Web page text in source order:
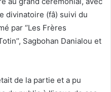
divinatoire (fâ) suivi du
par ‘’Les Frères
Sagbohan Danialou et
de la partie et a pu